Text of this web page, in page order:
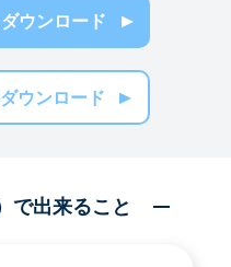
ウンロード
ウンロード
で出来ること